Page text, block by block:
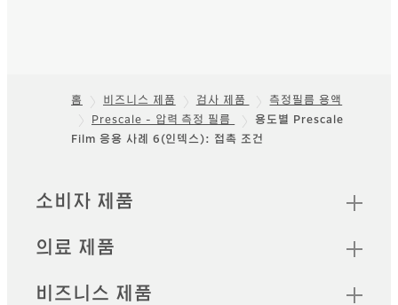
Footer
홈 비즈니스 제품 검사 제품
측정필름 용액
Prescale - 압력 측정 필름
용도별 Prescale
Film 응용 사례 6(인덱스): 접촉 조건
빠른 링크
소비자 제품
의료 제품
비즈니스 제품